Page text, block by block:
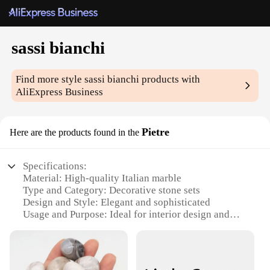
sassi bianchi
Find more stylesassi bianchi products with
AliExpress Business
Here are the products found in the Pietre
Specifications:
Material: High-quality Italian marble
Type and Category: Decorative stone sets
Design and Style: Elegant and sophisticated
Usage and Purpose: Ideal for interior design and
Performance and Property: Durable and long-lasting
Parts and Accessories: Available in a variety of
sizes and shapes